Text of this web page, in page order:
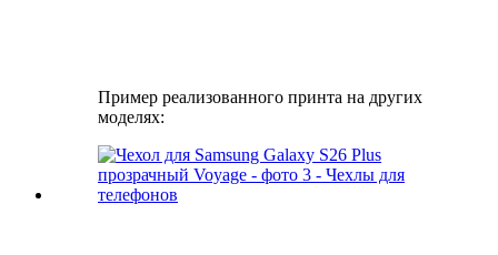
Пример реализованного принта на других
моделях: